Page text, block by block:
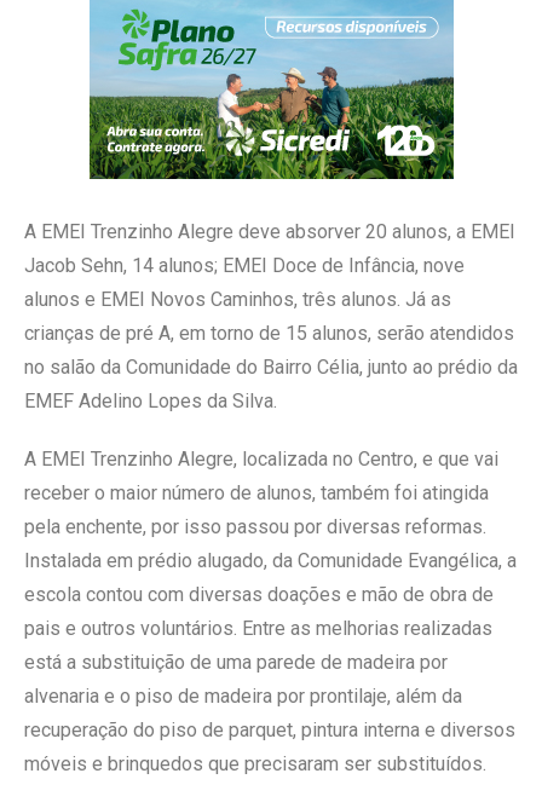
A EMEI Trenzinho Alegre deve absorver 20 alunos, a EMEI
Jacob Sehn, 14 alunos; EMEI Doce de Infância, nove
alunos e EMEI Novos Caminhos, três alunos. Já as
crianças de pré A, em torno de 15 alunos, serão atendidos
no salão da Comunidade do Bairro Célia, junto ao prédio da
EMEF Adelino Lopes da Silva.
A EMEI Trenzinho Alegre, localizada no Centro, e que vai
receber o maior número de alunos, também foi atingida
pela enchente, por isso passou por diversas reformas.
Instalada em prédio alugado, da Comunidade Evangélica, a
escola contou com diversas doações e mão de obra de
pais e outros voluntários. Entre as melhorias realizadas
está a substituição de uma parede de madeira por
alvenaria e o piso de madeira por prontilaje, além da
recuperação do piso de parquet, pintura interna e diversos
móveis e brinquedos que precisaram ser substituídos.